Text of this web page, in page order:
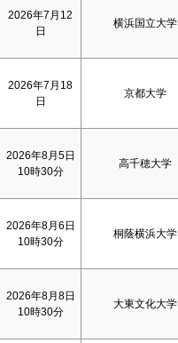
2026年7月12
日
横浜国立大学
2026年7月18
日
京都大学
2026年8月5日
10時30分
高千穂大学
2026年8月6日
10時30分
桐蔭横浜大学
2026年8月8日
10時30分
大東文化大学